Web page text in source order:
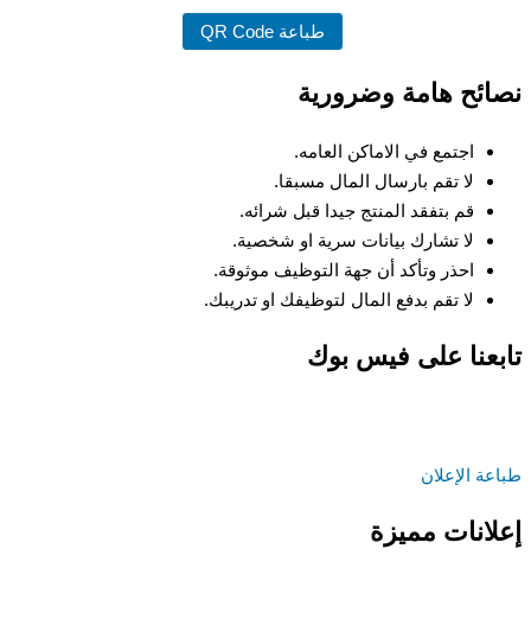
طباعة QR Code
نصائح هامة وضرورية
اجتمع في الاماكن العامه.
لا تقم بارسال المال مسبقا.
قم بتفقد المنتج جيدا قبل شرائه.
لا تشارك بيانات سرية او شخصية.
احذر وتأكد أن جهة التوظيف موثوقة.
لا تقم بدفع المال لتوظيفك او تدريبك.
تابعنا على فيس بوك
طباعة الإعلان
إعلانات مميزة